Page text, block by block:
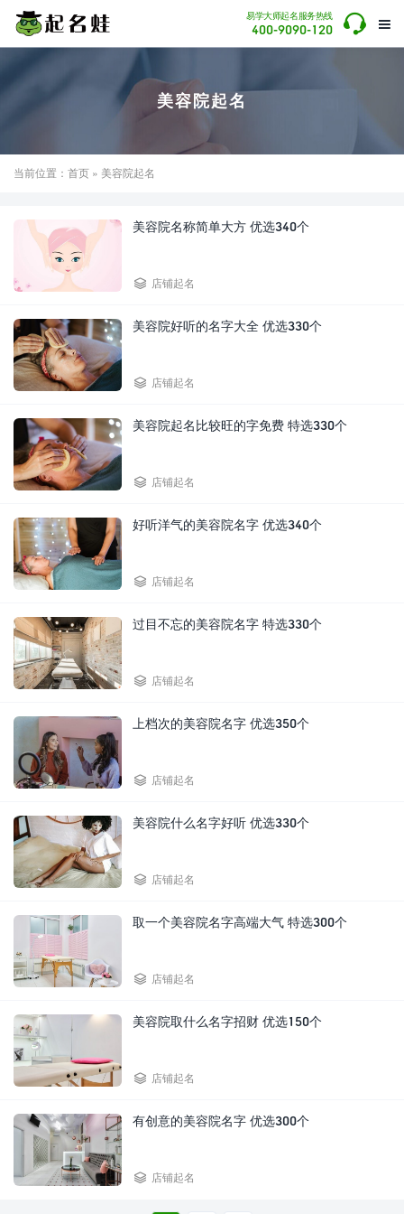

易学大师起名服务热线
400-9090-120 
美容院起名
当前位置： 首页 » 美容院起名
美容院名称简单大方 优选340个
 店铺起名
美容院好听的名字大全 优选330个
 店铺起名
美容院起名比较旺的字免费 特选330个
 店铺起名
好听洋气的美容院名字 优选340个
 店铺起名
过目不忘的美容院名字 特选330个
 店铺起名
上档次的美容院名字 优选350个
 店铺起名
美容院什么名字好听 优选330个
 店铺起名
取一个美容院名字高端大气 特选300个
 店铺起名
美容院取什么名字招财 优选150个
 店铺起名
有创意的美容院名字 优选300个
 店铺起名